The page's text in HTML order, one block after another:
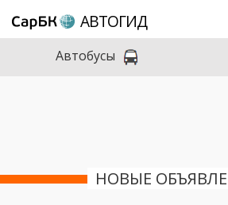
АВТОГИД
Автобусы
НОВЫЕ